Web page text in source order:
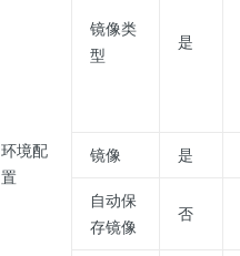
环境配
置
镜像类
型
是
镜像 是
自动保
存镜像
否